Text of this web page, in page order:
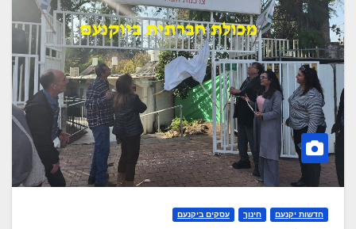
חדשות יקנעם חינוך עסקים ביקנעם